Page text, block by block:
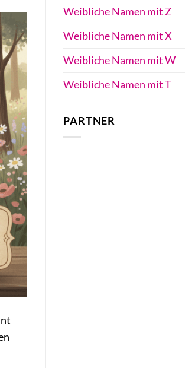
Weibliche Namen mit Z
Weibliche Namen mit X
Weibliche Namen mit W
Weibliche Namen mit T
PARTNER